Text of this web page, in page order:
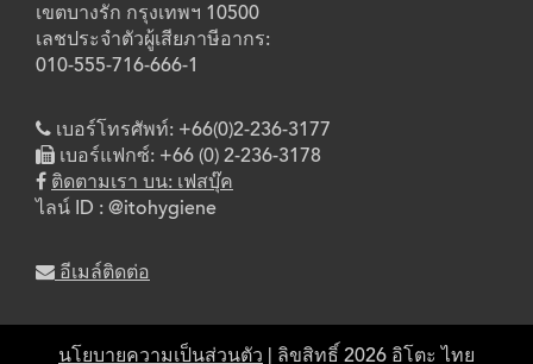
เขตบางรัก กรุงเทพฯ 10500
เลชประจำตัวผู้เสียภาษีอากร:
010-555-716-666-1
เบอร์โทรศัพท์: +66(0)2-236-3177
เบอร์แฟกซ์: +66 (0) 2-236-3178
ติดตามเรา บน: เฟสบุ๊ค
ไลน์ ID : @itohygiene
อีเมล์ติดต่อ
นโยบายความเป็นส่วนตัว | ลิขสิทธิ์ 2026 อิโตะ ไทย